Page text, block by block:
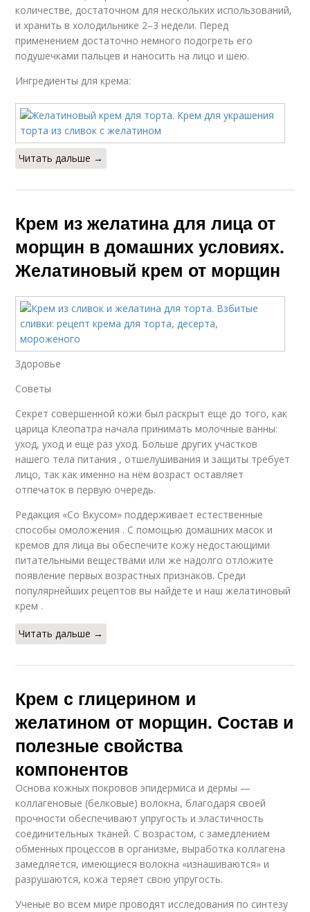
количестве, достаточном для нескольких использований,
и хранить в холодильнике 2–3 недели. Перед
применением достаточно немного подогреть его
подушечками пальцев и наносить на лицо и шею.
Ингредиенты для крема:
Читать дальше →
Крем из желатина для лица от
морщин в домашних условиях.
Желатиновый крем от морщин
Здоровье
Советы
Секрет совершенной кожи был раскрыт еще до того, как
царица Клеопатра начала принимать молочные ванны:
уход, уход и еще раз уход. Больше других участков
нашего тела питания , отшелушивания и защиты требует
лицо, так как именно на нём возраст оставляет
отпечаток в первую очередь.
Редакция «Со Вкусом» поддерживает естественные
способы омоложения . С помощью домашних масок и
кремов для лица вы обеспечите кожу недостающими
питательными веществами или же надолго отложите
появление первых возрастных признаков. Среди
популярнейших рецептов вы найдете и наш желатиновый
крем .
Читать дальше →
Крем с глицерином и
желатином от морщин. Состав и
полезные свойства
компонентов
Основа кожных покровов эпидермиса и дермы —
коллагеновые (белковые) волокна, благодаря своей
прочности обеспечивают упругость и эластичность
соединительных тканей. С возрастом, с замедлением
обменных процессов в организме, выработка коллагена
замедляется, имеющиеся волокна «изнашиваются» и
разрушаются, кожа теряет свою упругость.
Ученые во всем мире проводят исследования по синтезу